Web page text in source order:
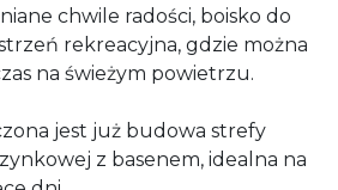
chwile radości, boisko do
rekreacyjna, gdzie można
na świeżym powietrzu.
jest już budowa strefy
z basenem, idealna na